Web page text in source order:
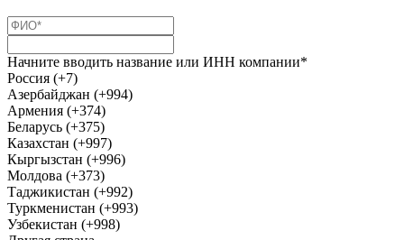
Начните вводить название или ИНН компании*
Россия (+7)
Азербайджан (+994)
Армения (+374)
Беларусь (+375)
Казахстан (+997)
Кыргызстан (+996)
Молдова (+373)
Таджикистан (+992)
Туркменистан (+993)
Узбекистан (+998)